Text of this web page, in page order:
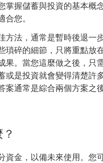
掌握儲蓄與投資的基本概
合您。
方法，通常是暫時後退一
瑣碎的細節，只將重點放
果。當您這麼做之後，只
或是投資就會變得清楚許
案通常是綜合兩個方案之
資金，以備未來使用。您